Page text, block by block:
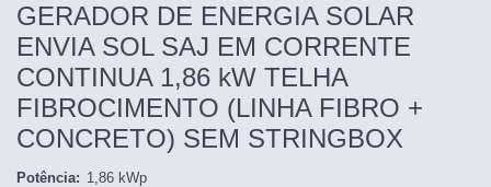
GERADOR DE ENERGIA SOLAR
ENVIA SOL SAJ EM CORRENTE
CONTINUA 1,86 kW TELHA
FIBROCIMENTO (LINHA FIBRO +
CONCRETO) SEM STRINGBOX
Potência: 1,86 kWp